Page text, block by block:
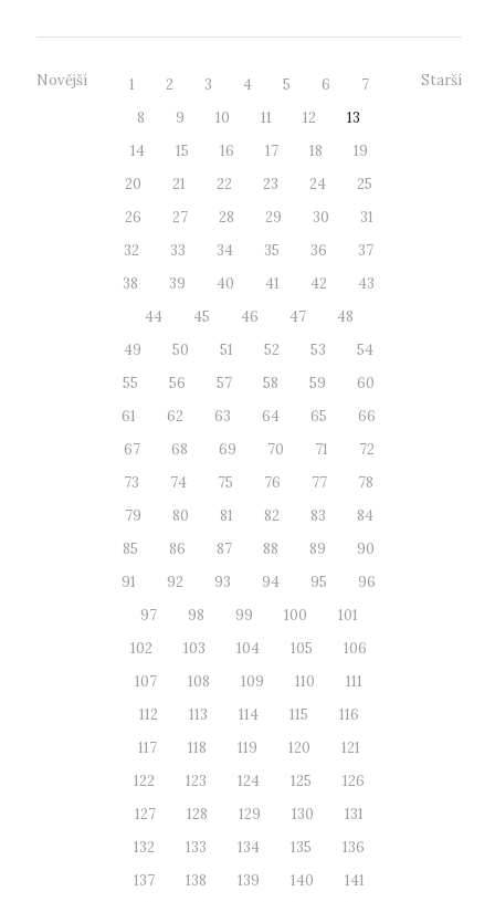
Novější 1 2 3 4 5 6
7
8
9 10 11 12
13
14
15 16 17 18
19
20
21 22 23 24
25
26
27 28 29 30
31
32
33 34 35 36
37
38
39 40 41 42
43
44
45 46 47
48
49
50 51 52 53
54
55
56 57 58 59
60
61
62 63 64 65
66
67
68 69 70 71
72
73
74 75 76 77
78
79
80 81 82 83
84
85
86 87 88 89
90
91
92 93 94 95
96
97
98 99 100
101
102
103 104 105
106
107
108 109 110
111
112
113 114 115
116
117
118 119 120
121
122
123 124 125
126
127
128 129 130
131
132
133 134 135
136
137
138 139 140
141
Starší